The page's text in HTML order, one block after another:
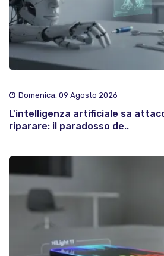
Domenica, 09 Agosto 2026
L'intelligenza artificiale sa
riparare: il paradosso de..